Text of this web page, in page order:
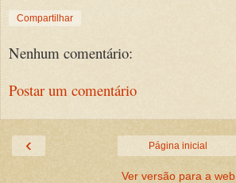
Compartilhar
Nenhum comentário:
Postar um comentário
‹ Página inicial
Ver versão para a web